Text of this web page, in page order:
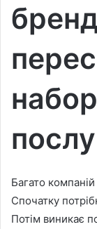
Багато
Спочатку
Потім виникає